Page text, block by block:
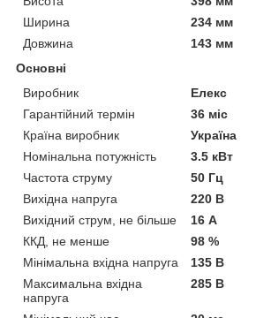
Ширина
234 мм
Довжина
143 мм
Основні
Виробник
Елекс
Гарантійний термін
36 міс
Країна виробник
Україна
Номінальна потужність
3.5 кВт
Частота струму
50 Гц
Вихідна напруга
220 В
Вихідний струм, не більше
16 А
ККД, не менше
98 %
Мінімальна вхідна напруга
135 В
Максимальна вхідна
напруга
285 В